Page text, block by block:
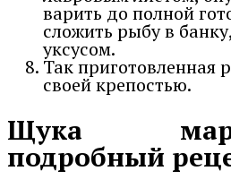
варить до полной
сложить рыбу в
уксусом.
Так приготовленная
своей крепостью.
Щука
подробный